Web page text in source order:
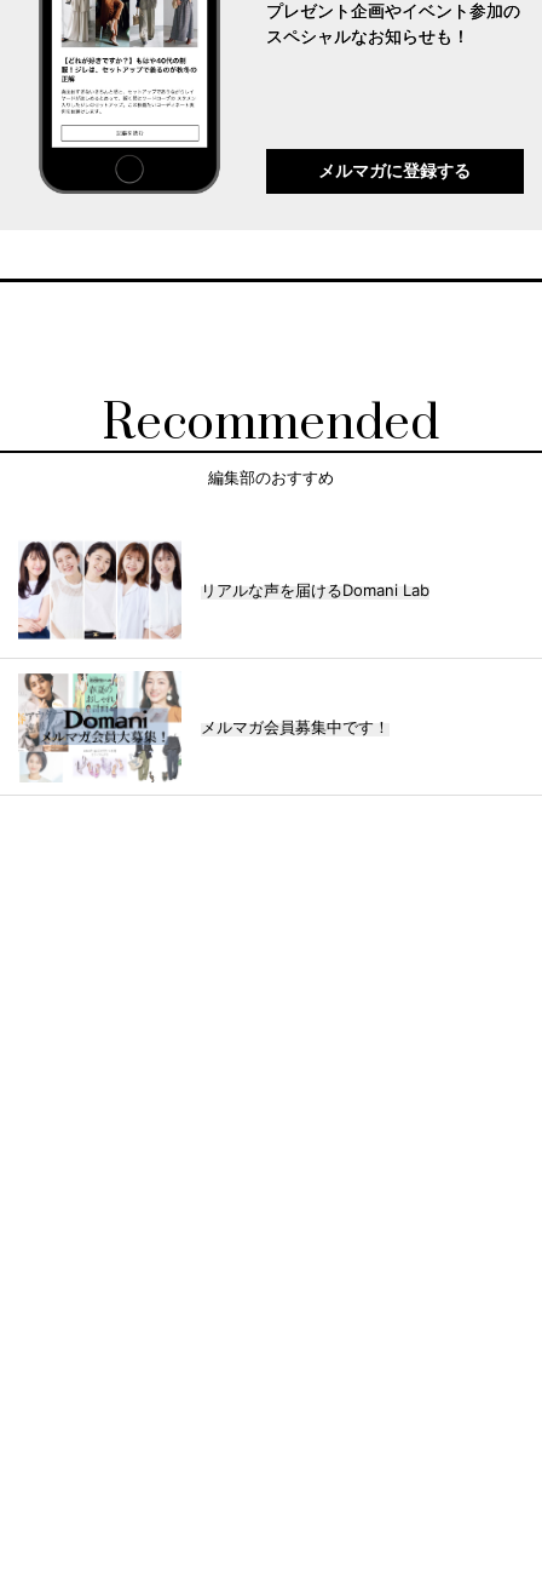
プレゼント企画やイベント参加の
スペシャルなお知らせも！
メルマガに登録する
Recommended
編集部のおすすめ
リアルな声を届けるDomani Lab
メルマガ会員募集中です！